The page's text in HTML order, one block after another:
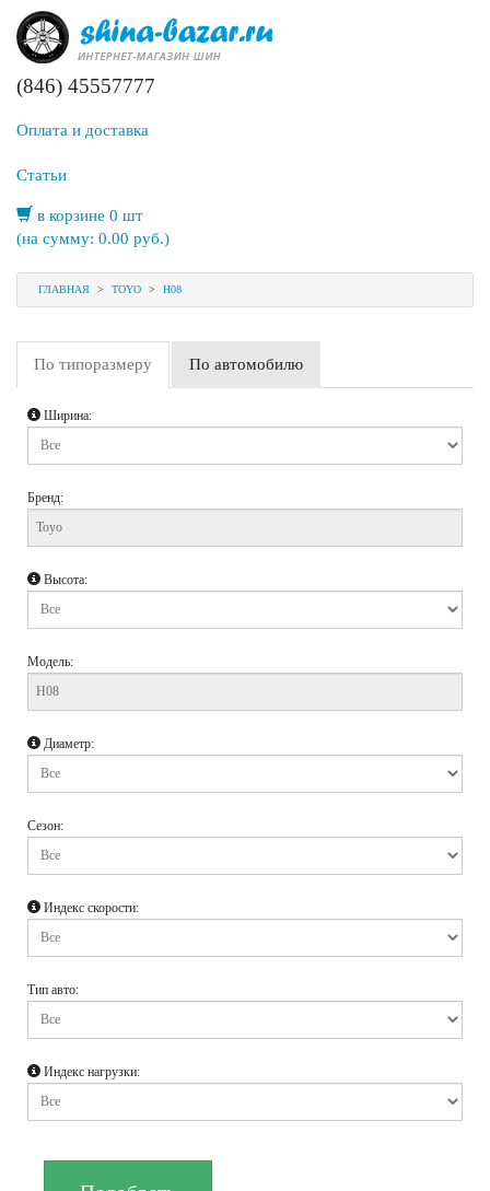
(846) 45557777
Оплата и доставка
Статьи
в корзине 0 шт
(на сумму: 0.00 руб.)
ГЛАВНАЯ > TOYO > H08
По типоразмеру По автомобилю
Ширина:
Бренд:
Высота:
Модель:
Диаметр:
Сезон:
Индекс скорости:
Тип авто:
Индекс нагрузки: